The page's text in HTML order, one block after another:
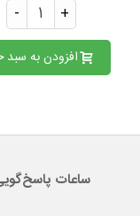
- +
افزودن به سبد
ساعات پاسخ‌گویی :